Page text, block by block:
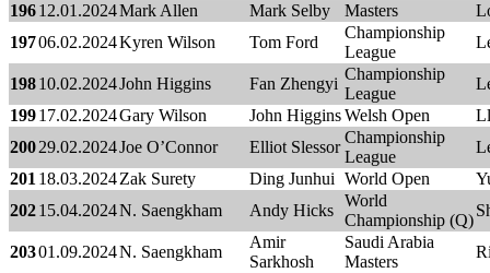
19612.01.2024Mark Allen Mark Selby Masters
19706.02.2024Kyren Wilson Tom Ford
Championship
League
19810.02.2024John Higgins Fan Zhengyi
Championship
League
19917.02.2024Gary Wilson John HigginsWelsh Open
20029.02.2024Joe O’Connor Elliot Slessor
Championship
League
201 18.03.2024Zak Surety Ding Junhui World Open
20215.04.2024N. Saengkham Andy Hicks
World
Championship (Q)
20301.09.2024N. Saengkham
Amir
Sarkhosh
Saudi Arabia
Masters